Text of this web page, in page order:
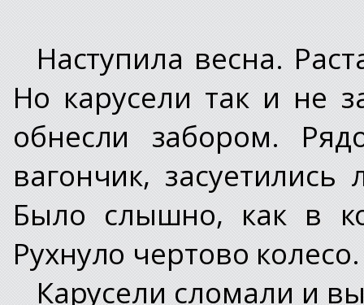
Наступила весна.
Но карусели так и не
обнесли забором.
вагончик,
Было слышно, как в
Рухнуло чертово колесо.
Карусели сломали и